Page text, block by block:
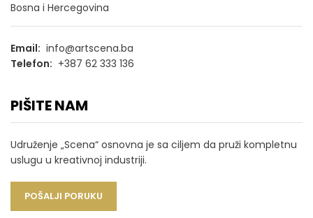
Bosna i Hercegovina
Email: info@artscena.ba
Telefon: +387 62 333 136
PIŠITE NAM
Udruženje „Scena“ osnovna je sa ciljem da pruži kompletnu
uslugu u kreativnoj industriji.
POŠALJI PORUKU